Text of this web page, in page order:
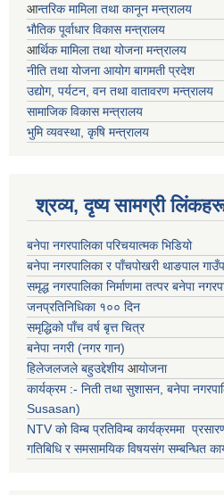
आन्तरिक मामिला तथा कानून मन्त्रालय
भाैतिक पूर्वाधार विकास मन्त्रालय
आर्थिक मामिला तथा योजना मन्त्रालय
नीति तथा योजना आयोग बागमती प्रदेश
उद्योग, पर्यटन, वन तथा वातावरण मन्त्रालय
सामाजिक विकास मन्त्रालय
भुमि व्यवस्था, कृषि मन्त्रालय
श्रव्य, दृष्य सामग्री
बनेपा नगरपालिका परिचयात्मक भिडियो
बनेपा नगरपालिका र पाँचपोखरी थाङपाल
समृद्ध नगरपालिका निर्माणमा तत्पर बनेपा
जनप्रतिनिधिका १०० दिन
समृद्धिको पाँच वर्ष बृत्त चित्र
बनेपा नगरी (नगर गान)
हिलेजलजले बहुउद्देशीय आयोजना
कार्यक्रम :- निती तथा सुशासन, बनेपा
Susasan)
NTV को विम्ब प्रतिविम्ब कार्यक्रममा
गतिबिधि र समसामयिक विषयसंग सम्बन्धित